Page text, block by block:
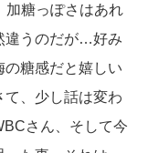
加糖っぽさはあれ
違うのだが…好み
の糖感だと嬉しい
て、少し話は変わ
さん、そして今